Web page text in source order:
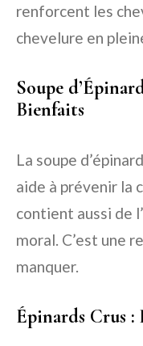
renforcent les
chevelure en
Soupe
Bienfaits
La soupe
aide à prévenir la
contient aussi de
moral. C’est une
manquer.
Épinards Crus :